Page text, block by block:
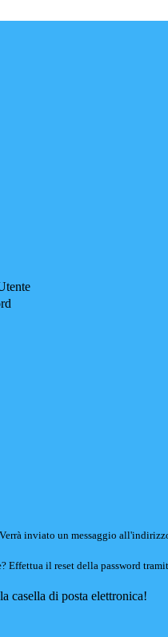
Verrà inviato un messaggio
Effettua il reset della password
casella di posta elettronica!